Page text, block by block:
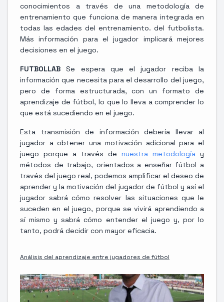
conocimientos a través de una metodología de
entrenamiento que funciona de manera integrada en
todas las edades del entrenamiento. del futbolista.
Más información para el jugador implicará mejores
decisiones en el juego.
FUTBOLLAB Se espera que el jugador reciba la
información que necesita para el desarrollo del juego,
pero de forma estructurada, con un formato de
aprendizaje de fútbol, ​​lo que lo lleva a comprender lo
que está sucediendo en el juego.
Esta transmisión de información debería llevar al
jugador a obtener una motivación adicional para el
juego porque a través de nuestra metodología y
métodos de trabajo, orientados a enseñar fútbol a
través del juego real, podemos amplificar el deseo de
aprender y la motivación del jugador de fútbol y así el
jugador sabrá cómo resolver las situaciones que le
suceden en el juego, porque se vivirá aprendiendo a
sí mismo y sabrá cómo entender el juego y, por lo
tanto, podrá decidir con mayor eficacia.
Análisis del aprendizaje entre jugadores de fútbol